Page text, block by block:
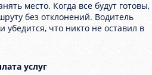
место. Когда все будут готовы,
без отклонений. Водитель
убедится, что никто не оставил в
услуг